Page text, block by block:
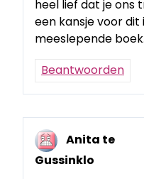
heel lief dat je ons
een kansje voor
meeslepende boek.
Beantwoorden
Anita te
Gussinklo